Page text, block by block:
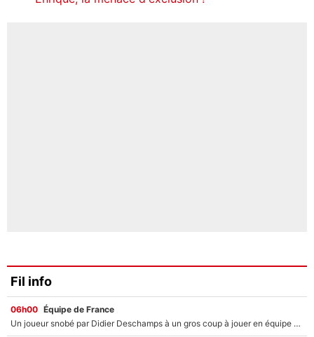
Fil info
06h00 Équipe de France
Un joueur snobé par Didier Deschamps à un gros coup à jouer en équipe de France : Zinedine Zidane a trouvé son numéro 9 ?